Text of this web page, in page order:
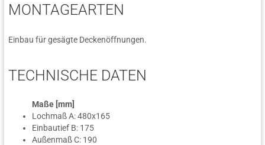
MONTAGEARTEN
Einbau für gesägte Deckenöffnungen.
TECHNISCHE DATEN
Maße [mm]
Lochmaß A: 480x165
Einbautief B: 175
Außenmaß C: 190